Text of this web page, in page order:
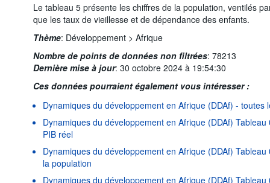
Le tableau 5 présente les chiffres de la population, ventilés
que les taux de vieillesse et de dépendance des enfants.
Thème: Développement > Afrique
Nombre de points de données non filtrées: 78213
Dernière mise à jour: 30 octobre 2024 à 19:54:30
Ces données pourraient également vous intéresser :
Dynamiques du développement en Afrique (DDAf) - toutes
Dynamiques du développement en Afrique (DDAf)
PIB réel
Dynamiques du développement en Afrique (DDAf)
la population
Dynamiques du développement en Afrique (DDAf)